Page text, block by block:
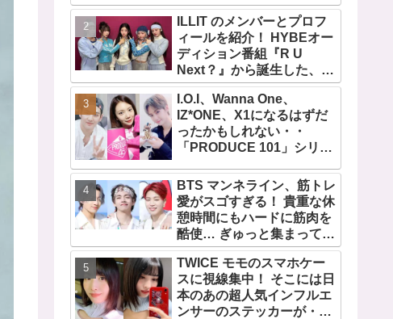
ILLIT のメンバーとプロフ
ィールを紹介！ HYBEオー
ディション番組『R U
Next？』から誕生した、日
本人のイロハとモカを含む
5人組ガールズグループ！
デビュー曲「Magnetic」が
いきなりの大ヒット
I.O.I、Wanna One、
IZ*ONE、X1になるはずだ
ったかもしれない・・
「PRODUCE 101」シリー
せられた練習生12人の氏名
が公表
BTS マンネライン、筋トレ
愛がスゴすぎる！ 貴重な休
憩時間にもハードに筋肉を
酷使… ぎゅっと集まってお
互いの体に負荷をかけあう
３人のトレーニング風景が
かわいすぎるとファンくぎ
づけ
TWICE モモのスマホケー
スに視線集中！ そこには日
本のあの超人気インフルエ
ンサーのステッカーが・・